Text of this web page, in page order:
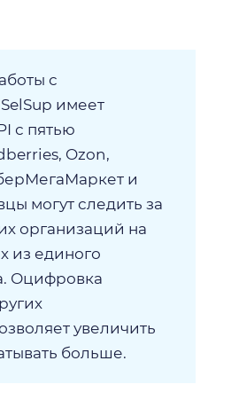
с
имеет
с пятью
Ozon,
и
могут следить за
организаций на
из единого
Оцифровка
увеличить
больше.